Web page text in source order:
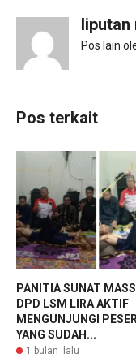
liputan
Pos lain
Pos terkait
PANITIA SUNAT
DPD LSM LIRA AKTIF
MENGUNJUNGI
YANG SUDAH...
1 bulan lalu